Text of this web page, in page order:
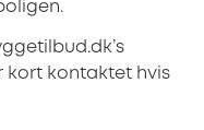
kort kontaktet hvis